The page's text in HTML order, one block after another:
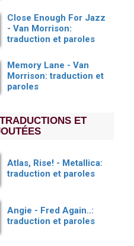
Close Enough For Jazz
- Van Morrison:
traduction et paroles
Memory Lane - Van
Morrison: traduction et
paroles
ET
Atlas, Rise! - Metallica:
traduction et paroles
Angie - Fred Again..:
traduction et paroles